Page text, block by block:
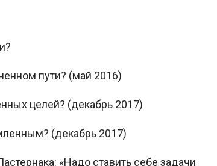
пути? (май 2016)
целей? (декабрь 2017)
(декабрь 2017)
«Надо ставить себе задачи